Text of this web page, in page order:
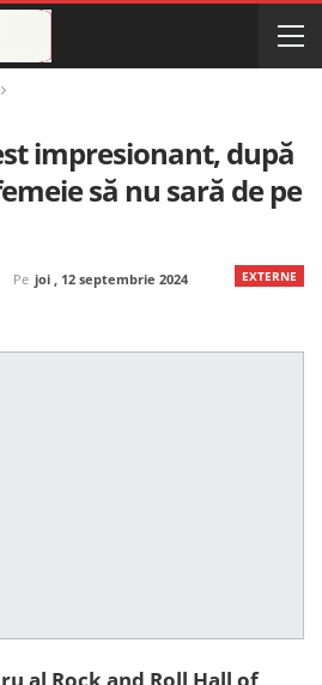
impresionant, după
să nu sară de pe
EXTERNE
Pe joi , 12 septembrie 2024
al Rock and Roll Hall of